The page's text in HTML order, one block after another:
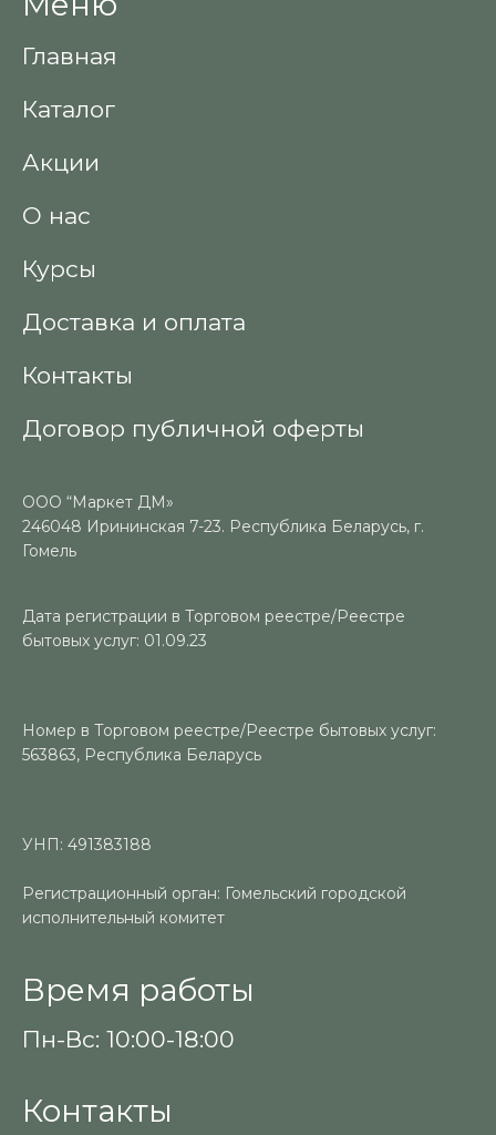
Главная
Каталог
Акции
О нас
Курсы
Доставка и оплата
Контакты
Договор публичной оферты
ООО “Маркет ДМ»
246048 Ирининская 7-23. Республика Беларусь, г.
Гомель
Дата регистрации в Торговом реестре/Реестре
бытовых услуг: 01.09.23
Номер в Торговом реестре/Реестре бытовых услуг:
563863, Республика Беларусь
УНП: 491383188
Регистрационный орган: Гомельский городской
исполнительный комитет
Время работы
Пн-Вс: 10:00-18:00
Контакты